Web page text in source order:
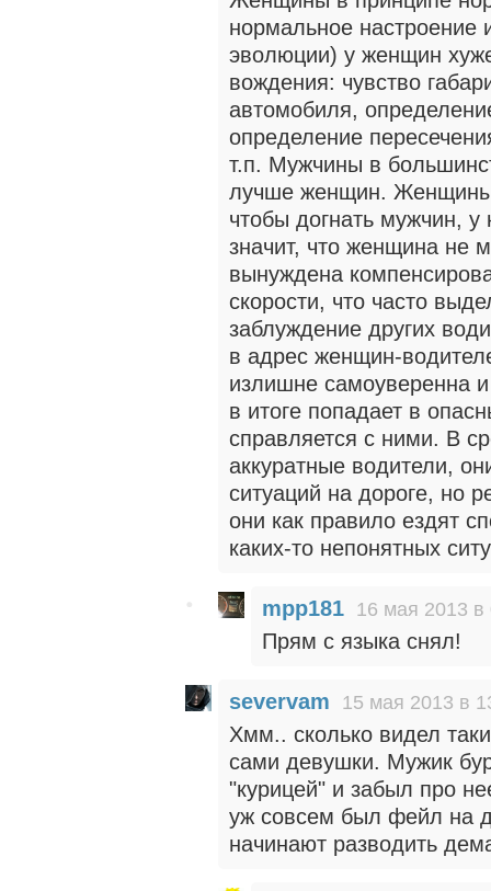
нормальное
эволюции) у женщин
вождения: чувство
автомобиля,
определение
т.п. Мужчины в
лучше женщин. Женщины
чтобы догнать мужчин,
значит, что женщина не
вынуждена
скорости, что часто
заблуждение других
в адрес женщин-
излишне самоуверенна
в итоге попадает в
справляется с ними. В
аккуратные водители,
ситуаций на дороге, но
они как правило ездят
каких-то непонятных
mpp181 16 мая 2013 в
Прям с языка снял!
severvam 15 мая 2013 в
Хмм.. сколько видел
сами девушки. Мужик
"курицей" и забыл про
уж совсем был фейл на
начинают разводить